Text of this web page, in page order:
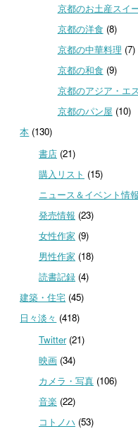
京都のお土産スイ
京都の洋食 (8)
京都の中華料理 (7)
京都の和食 (9)
京都のアジア・エ
京都のパン屋 (10)
本 (130)
書店(21)
購入リスト (15)
ニュース＆イベント情
発売情報 (23)
女性作家 (9)
男性作家 (18)
読書記録(4)
建築・住宅 (45)
日々淡々 (418)
Twitter(21)
映画(34)
カメラ・写真(106)
音楽 (22)
コトノハ (53)